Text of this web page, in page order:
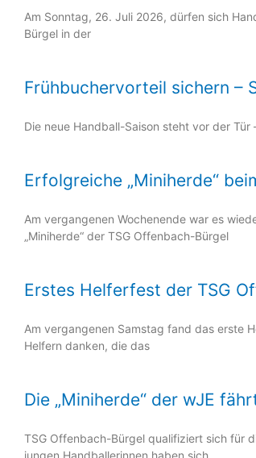
Am Sonntag, 26. Juli 2026, dürfen sich
Bürgel in der
Frühbuchervorteil sichern –
Die neue Handball-Saison steht vor der
Erfolgreiche „Miniherde“
Am vergangenen Wochenende war es
„Miniherde“ der TSG Offenbach-Bürgel
Erstes Helferfest der TSG
Am vergangenen Samstag fand das erste
Helfern danken, die das
Die „Miniherde“ der wJE
TSG Offenbach-Bürgel qualifiziert sich für